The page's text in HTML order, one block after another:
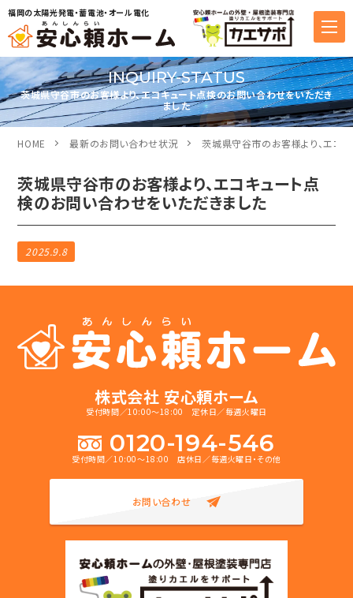
福岡の太陽光発電・蓄電池・オール電化
INQUIRY-STATUS
茨城県守谷市のお客様より、エコキュート点検のお問い合わせをいただき
ました
HOME 最新のお問い合わせ状況 茨城県守谷市のお客様より、エコ
茨城県守谷市のお客様より、エコキュート点
検のお問い合わせをいただきました
2025.9.8
株式会社 安心頼ホーム
受付時間／10:00～18:00 定休日／毎週火曜日
0120-194-546
受付時間／10:00～18:00 店休日／毎週火曜日・その他
お問い合わせ